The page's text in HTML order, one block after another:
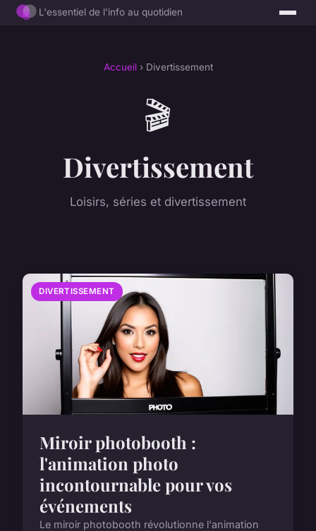
L'essentiel de l'info au quotidien
Accueil› Divertissement
🎬
Divertissement
Loisirs, séries et divertissement
DIVERTISSEMENT
Miroir photobooth :
l'animation photo
incontournable pour vos
événements
Le miroir photobooth révolutionne l'animation